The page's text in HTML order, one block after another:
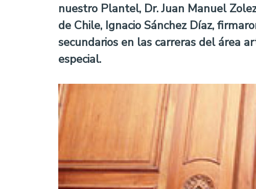
nuestro Plantel, Dr. Juan Manuel
de Chile, Ignacio Sánchez Díaz,
secundarios en las carreras del área
especial.